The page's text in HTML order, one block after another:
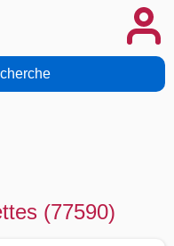
(77590)